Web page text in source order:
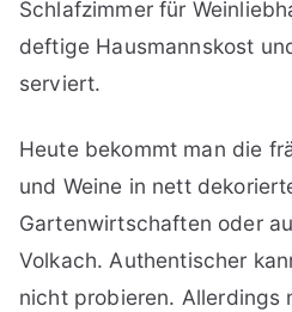
Schlafzimmer für
deftige Hausmannskost
serviert.
Heute bekommt man die
und Weine in nett
Gartenwirtschaften oder
Volkach. Authentischer
nicht probieren. Allerdings